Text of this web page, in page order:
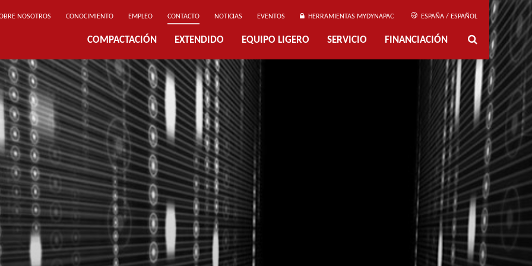
NOSOTROS CONOCIMIENTO EMPLEO CONTACTO NOTICIAS EVENTOS HERRAMIENTAS MYDYNAPAC ESPAÑA / ESPAÑOL
COMPACTACIÓN EXTENDIDO EQUIPO LIGERO SERVICIO FINANCIACIÓN